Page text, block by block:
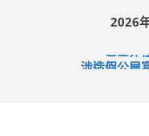
2026
巴士非
涉造假公屋
足球盛會